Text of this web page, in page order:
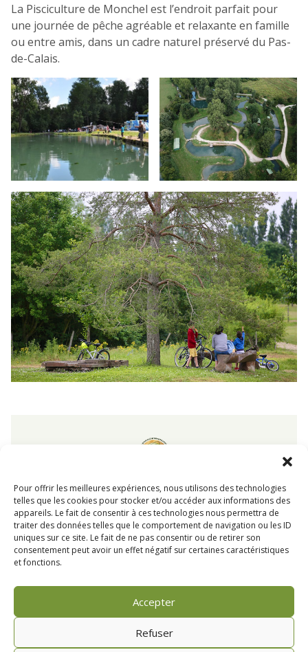
Pour offrir les meilleures expériences, nous utilisons des technologies
telles que les cookies pour stocker et/ou accéder aux informations des
appareils. Le fait de consentir à ces technologies nous permettra de
traiter des données telles que le comportement de navigation ou les ID
uniques sur ce site. Le fait de ne pas consentir ou de retirer son
consentement peut avoir un effet négatif sur certaines caractéristiques
et fonctions.
Accepter
Refuser
La Pisciculture de Monchel est l’endroit parfait pour
une journée de pêche agréable et relaxante en famille
ou entre amis, dans un cadre naturel préservé du Pas-
de-Calais.
Pisciculture
62270 Monchel sur Canche
Pas-de-Calais Hauts-de-France
03 21 47 94 95
reservation@pisciculturedemonchel.com
Pisciculture de Monchel
Mentions légales